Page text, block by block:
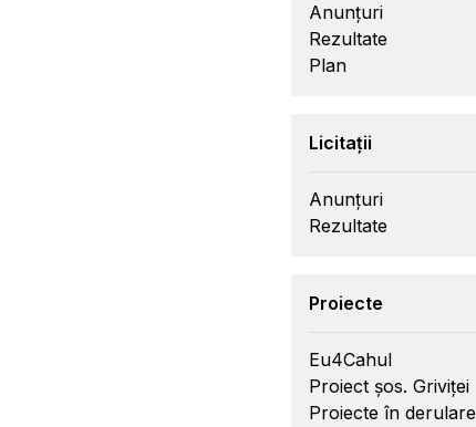
Anunțuri
Rezultate
Plan
Licitații
Anunțuri
Rezultate
Proiecte
Eu4Cahul
Proiect șos. Griviței
Proiecte în derulare